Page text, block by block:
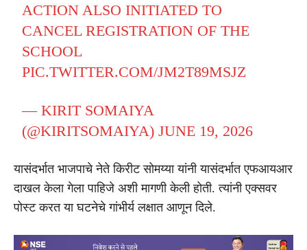
ACTION ALSO INITIATED TO
CANCEL REGISTRATION OF THE
SCHOOL
PIC.TWITTER.COM/JM2T89MSJZ
— KIRIT SOMAIYA
(@KIRITSOMAIYA)JUNE 19, 2026
यासंदर्भात भाजपाचे नेते किरीट सोमय्या यांनी यासंदर्भात एफआयआर
दाखल केला गेला पाहिजे अशी मागणी केली होती. त्यांनी एक्सवर
पोस्ट करत या घटनेचे गांभीर्य लक्षात आणून दिले.